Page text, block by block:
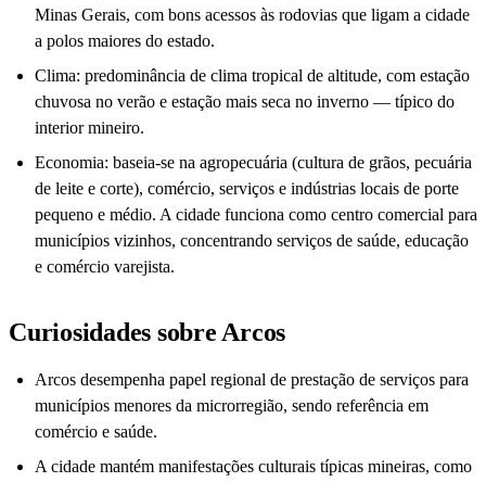
Minas Gerais, com bons acessos às rodovias que ligam a cidade
a polos maiores do estado.
Clima: predominância de clima tropical de altitude, com estação
chuvosa no verão e estação mais seca no inverno — típico do
interior mineiro.
Economia: baseia-se na agropecuária (cultura de grãos, pecuária
de leite e corte), comércio, serviços e indústrias locais de porte
pequeno e médio. A cidade funciona como centro comercial para
municípios vizinhos, concentrando serviços de saúde, educação
e comércio varejista.
Curiosidades sobre Arcos
Arcos desempenha papel regional de prestação de serviços para
municípios menores da microrregião, sendo referência em
comércio e saúde.
A cidade mantém manifestações culturais típicas mineiras, como